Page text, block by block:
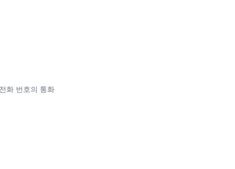
화 번호의 통화